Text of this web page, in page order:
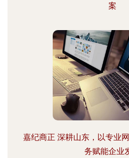
案
嘉纪商正 深耕山东，以专业
务赋能企业